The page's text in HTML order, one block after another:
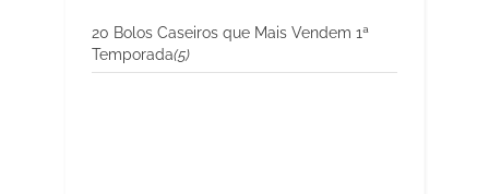
20 Bolos Caseiros que Mais Vendem 1ª
Temporada(5)